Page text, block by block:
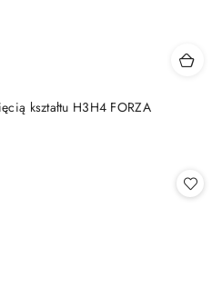
kształtu H3H4 FORZA